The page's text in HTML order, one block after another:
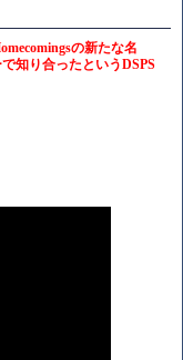
の新たな名
知り合ったというDSPS